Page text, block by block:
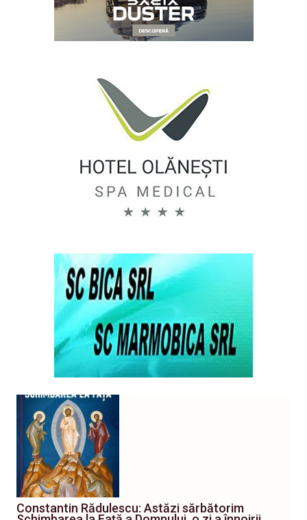
Constantin Rădulescu: Astăzi sărbătorim